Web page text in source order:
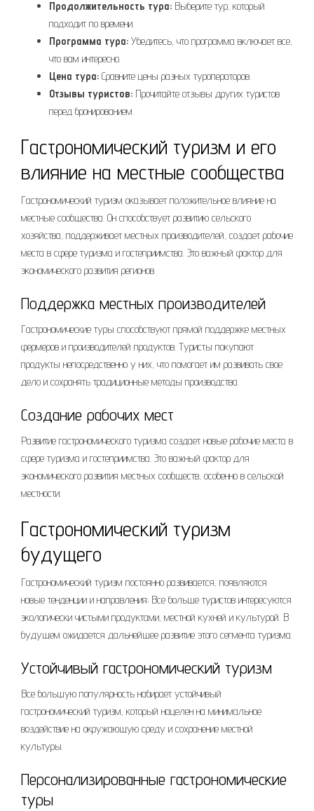
Продолжительность тура: Выберите тур, который
подходит по времени.
Программа тура: Убедитесь, что программа включает все,
что вам интересно.
Цена тура: Сравните цены разных туроператоров.
Отзывы туристов: Прочитайте отзывы других туристов
перед бронированием.
Гастрономический туризм и его
влияние на местные сообщества
Гастрономический туризм оказывает положительное влияние на
местные сообщества. Он способствует развитию сельского
хозяйства, поддерживает местных производителей, создает рабочие
места в сфере туризма и гостеприимства. Это важный фактор для
экономического развития регионов.
Поддержка местных производителей
Гастрономические туры способствуют прямой поддержке местных
фермеров и производителей продуктов. Туристы покупают
продукты непосредственно у них, что помогает им развивать свое
дело и сохранять традиционные методы производства.
Создание рабочих мест
Развитие гастрономического туризма создает новые рабочие места в
сфере туризма и гостеприимства. Это важный фактор для
экономического развития местных сообществ, особенно в сельской
местности.
Гастрономический туризм
будущего
Гастрономический туризм постоянно развивается, появляются
новые тенденции и направления; Все больше туристов интересуются
экологически чистыми продуктами, местной кухней и культурой. В
будущем ожидается дальнейшее развитие этого сегмента туризма.
Устойчивый гастрономический туризм
Все большую популярность набирает устойчивый
гастрономический туризм, который нацелен на минимальное
воздействие на окружающую среду и сохранение местной
культуры.
Персонализированные гастрономические
туры